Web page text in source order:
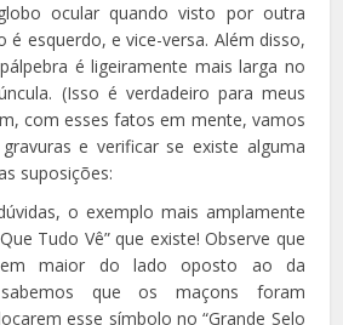
ocular quando visto por outra
é esquerdo, e vice-versa. Além disso,
é ligeiramente mais larga no
(Isso é verdadeiro para meus
com esses fatos em mente, vamos
e verificar se existe alguma
suposições:
o exemplo mais amplamente
Tudo Vê” que existe! Observe que
maior do lado oposto ao da
que os maçons foram
esse símbolo no “Grande Selo